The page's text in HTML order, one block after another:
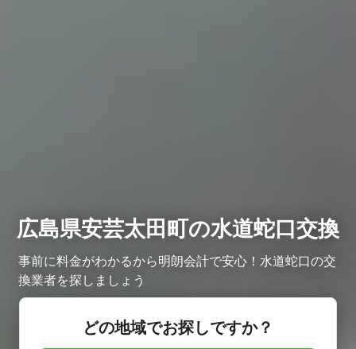
広島県安芸太田町の水道蛇口交換
事前に料金がわかるから明朗会計で安心！水道蛇口の交
換業者を探しましょう
どの地域でお探しですか？